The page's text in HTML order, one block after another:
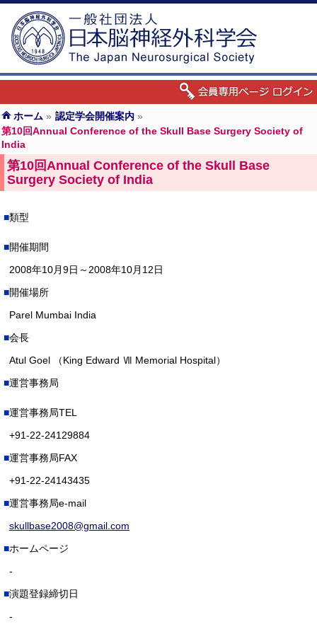
ホーム » 認定学会開催案内 »
第10回Annual Conference of the Skull Base Surgery Society of
India
第10回Annual Conference of the Skull Base
Surgery Society of India
類型
開催期間
2008年10月9日～2008年10月12日
開催場所
Parel Mumbai India
会長
Atul Goel （King Edward Ⅶ Memorial Hospital）
運営事務局
運営事務局TEL
+91-22-24129884
運営事務局FAX
+91-22-24143435
運営事務局e-mail
skullbase2008@gmail.com
ホームページ
-
演題登録締切日
-